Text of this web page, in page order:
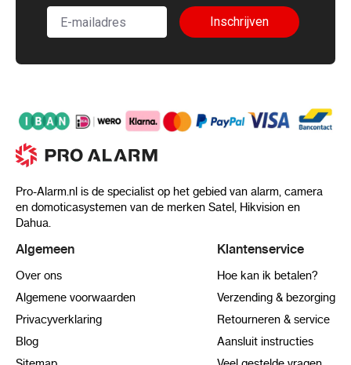
Inschrijven
Pro-Alarm.nl is de specialist op het gebied van alarm, camera
en domoticasystemen van de merken Satel, Hikvision en
Dahua.
Algemeen
Over ons
Algemene voorwaarden
Privacyverklaring
Blog
Klantenservice
Hoe kan ik betalen?
Verzending & bezorging
Retourneren & service
Aansluit instructies